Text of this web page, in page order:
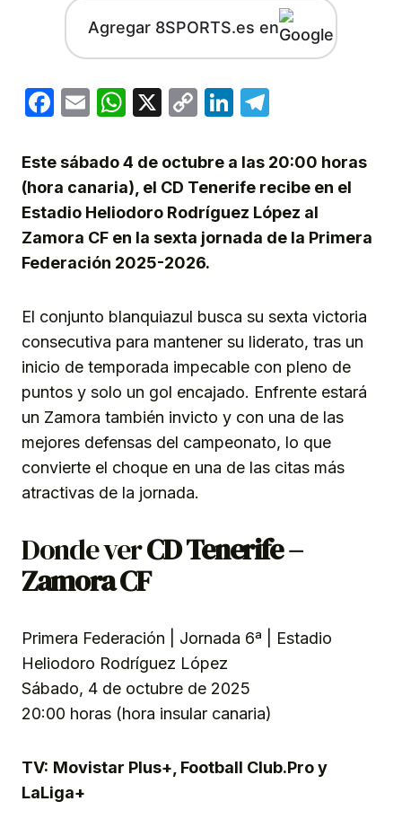
Agregar 8SPORTS.es en
Facebook
EmailWhatsApp
X
CopyLinkedIn
Este sábado 4 de octubre a las 20:00 horas
(hora canaria), el CD Tenerife recibe en el
Estadio Heliodoro Rodríguez López al
Zamora CF en la sexta jornada de la Primera
Federación 2025-2026.
El conjunto blanquiazul busca su sexta victoria
consecutiva para mantener su liderato, tras un
inicio de temporada impecable con pleno de
puntos y solo un gol encajado. Enfrente estará
un Zamora también invicto y con una de las
mejores defensas del campeonato, lo que
convierte el choque en una de las citas más
atractivas de la jornada.
Donde verCD Tenerife –
Zamora CF
Primera Federación | Jornada 6ª | Estadio
Heliodoro Rodríguez López
Sábado, 4 de octubre de 2025
20:00 horas (hora insular canaria)
TV: Movistar Plus+, Football Club.Pro y
LaLiga+